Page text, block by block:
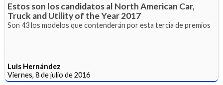
Estos son los candidatos al North American Car,
Truck and Utility of the Year 2017
Son 43 los modelos que contenderán por esta tercia de premios
Luis Hernández
Viernes, 8 de julio de 2016